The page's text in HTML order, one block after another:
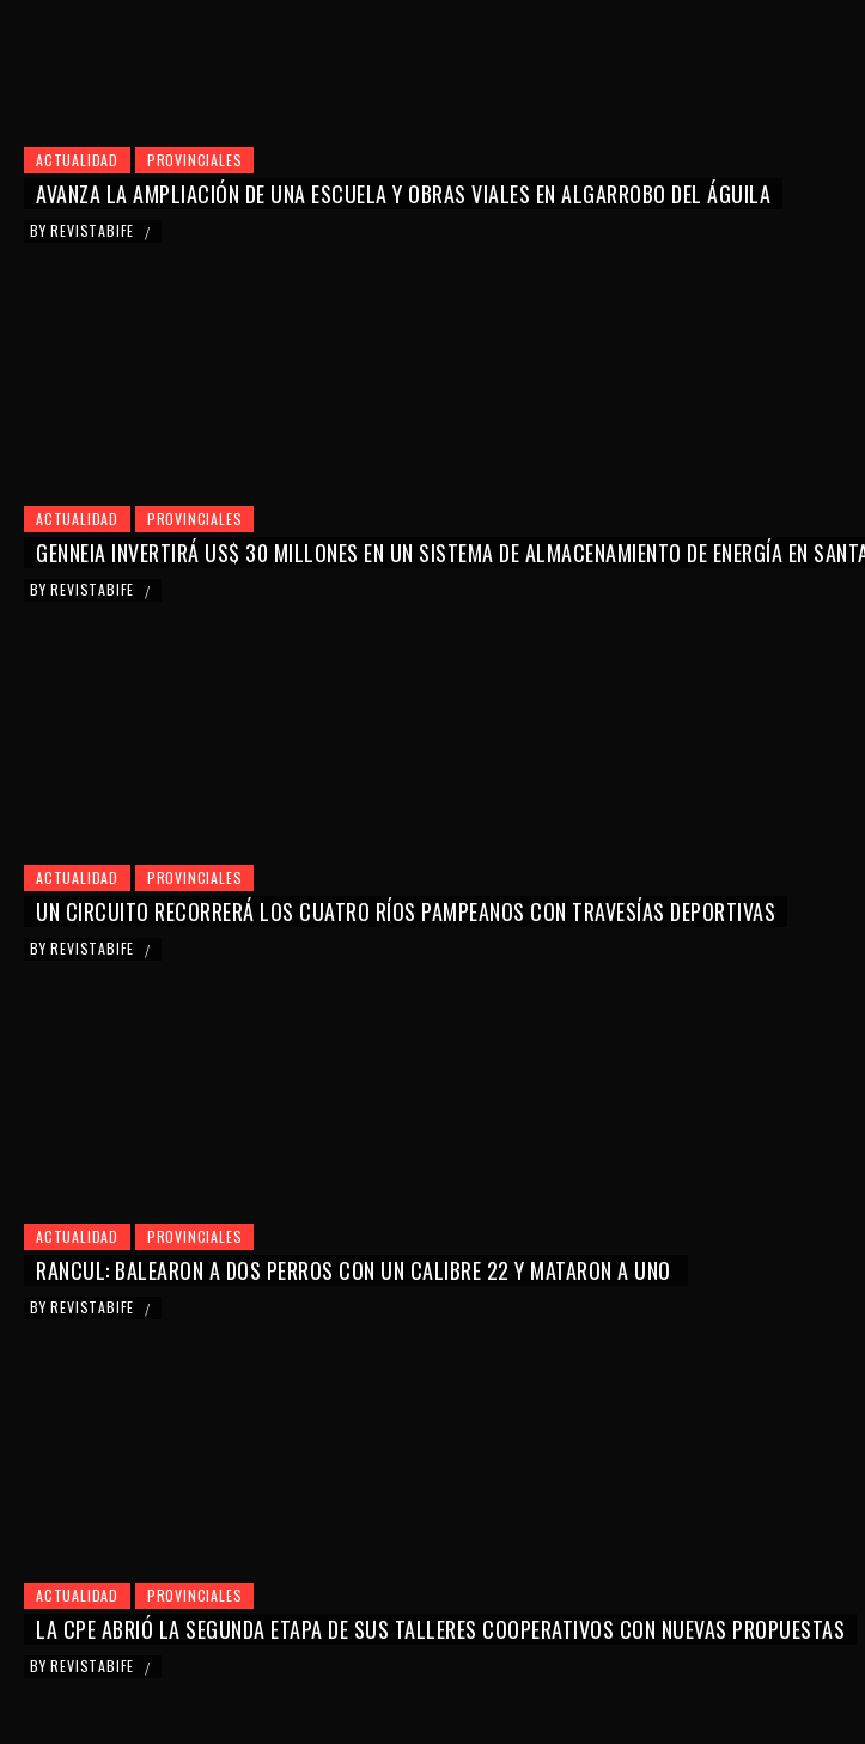
ACTUALIDAD PROVINCIALES
AVANZA LA AMPLIACIÓN DE UNA ESCUELA Y OBRAS VIALES EN ALGARROBO DEL ÁGUILA
BY REVISTABIFE /
ACTUALIDAD PROVINCIALES
GENNEIA INVERTIRÁ US$ 30 MILLONES EN UN SISTEMA DE ALMACENAMIENTO DE ENERGÍA EN
BY REVISTABIFE /
ACTUALIDAD PROVINCIALES
UN CIRCUITO RECORRERÁ LOS CUATRO RÍOS PAMPEANOS CON TRAVESÍAS DEPORTIVAS
BY REVISTABIFE /
ACTUALIDAD PROVINCIALES
RANCUL: BALEARON A DOS PERROS CON UN CALIBRE 22 Y MATARON A UNO
BY REVISTABIFE /
ACTUALIDAD PROVINCIALES
LA CPE ABRIÓ LA SEGUNDA ETAPA DE SUS TALLERES COOPERATIVOS CON NUEVAS PROPUESTAS
BY REVISTABIFE /